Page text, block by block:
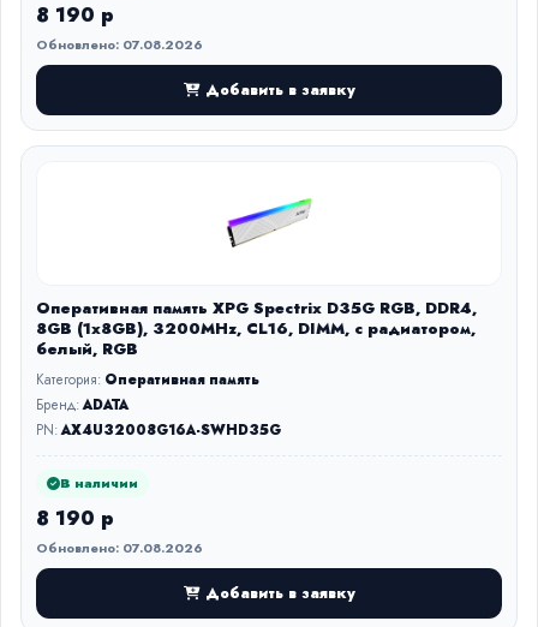
8 190 р
Обновлено: 07.08.2026
Добавить в заявку
Оперативная память XPG Spectrix D35G RGB, DDR4,
8GB (1x8GB), 3200MHz, CL16, DIMM, с радиатором,
белый, RGB
Категория: Оперативная память
Бренд:ADATA
PN:AX4U32008G16A-SWHD35G
В наличии
8 190 р
Обновлено: 07.08.2026
Добавить в заявку